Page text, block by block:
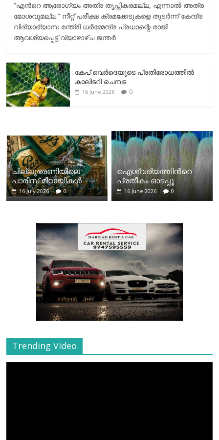
“എന്‍റെ ആരോഗ്യം അത്ര തൃപ്തികരമല്ല, എന്നാൽ അത്ര
മോശവുമല്ല.” നീറ്റ് പരീക്ഷ ക്രമക്കേടുകളെ തുടർന്ന് കേന്ദ്ര
വിദ്യാഭ്യാസ മന്ത്രി ധർമ്മേന്ദ്ര പ്രധാന്റെ രാജി
ആവശ്യപ്പെട്ട് വ്യാഴാഴ്ച ജന്തർ
കേപ് വെര്‍ദെയുടെ പ്രതിരോധത്തില്‍
കാലിടറി ചെമ്പട
16 June 2026 0
ചില്ലുഭരണിയിലെ
പാരീസ് മിഠായികള്‍
16 July 2026 0
ഐശ്വര്യത്തിന്‍റെ
പ്രതീകം ഓടപ്പൂ
16 June 2026 0
Trending Video